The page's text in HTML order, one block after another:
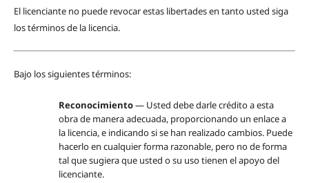
El licenciante no puede revocar estas libertades en tanto usted siga
los términos de la licencia.
Bajo los siguientes términos:
Reconocimiento— Usted debe darle crédito a esta
obra de manera adecuada, proporcionando un enlace a
la licencia, e indicando si se han realizado cambios. Puede
hacerlo en cualquier forma razonable, pero no de forma
tal que sugiera que usted o su uso tienen el apoyo del
licenciante.